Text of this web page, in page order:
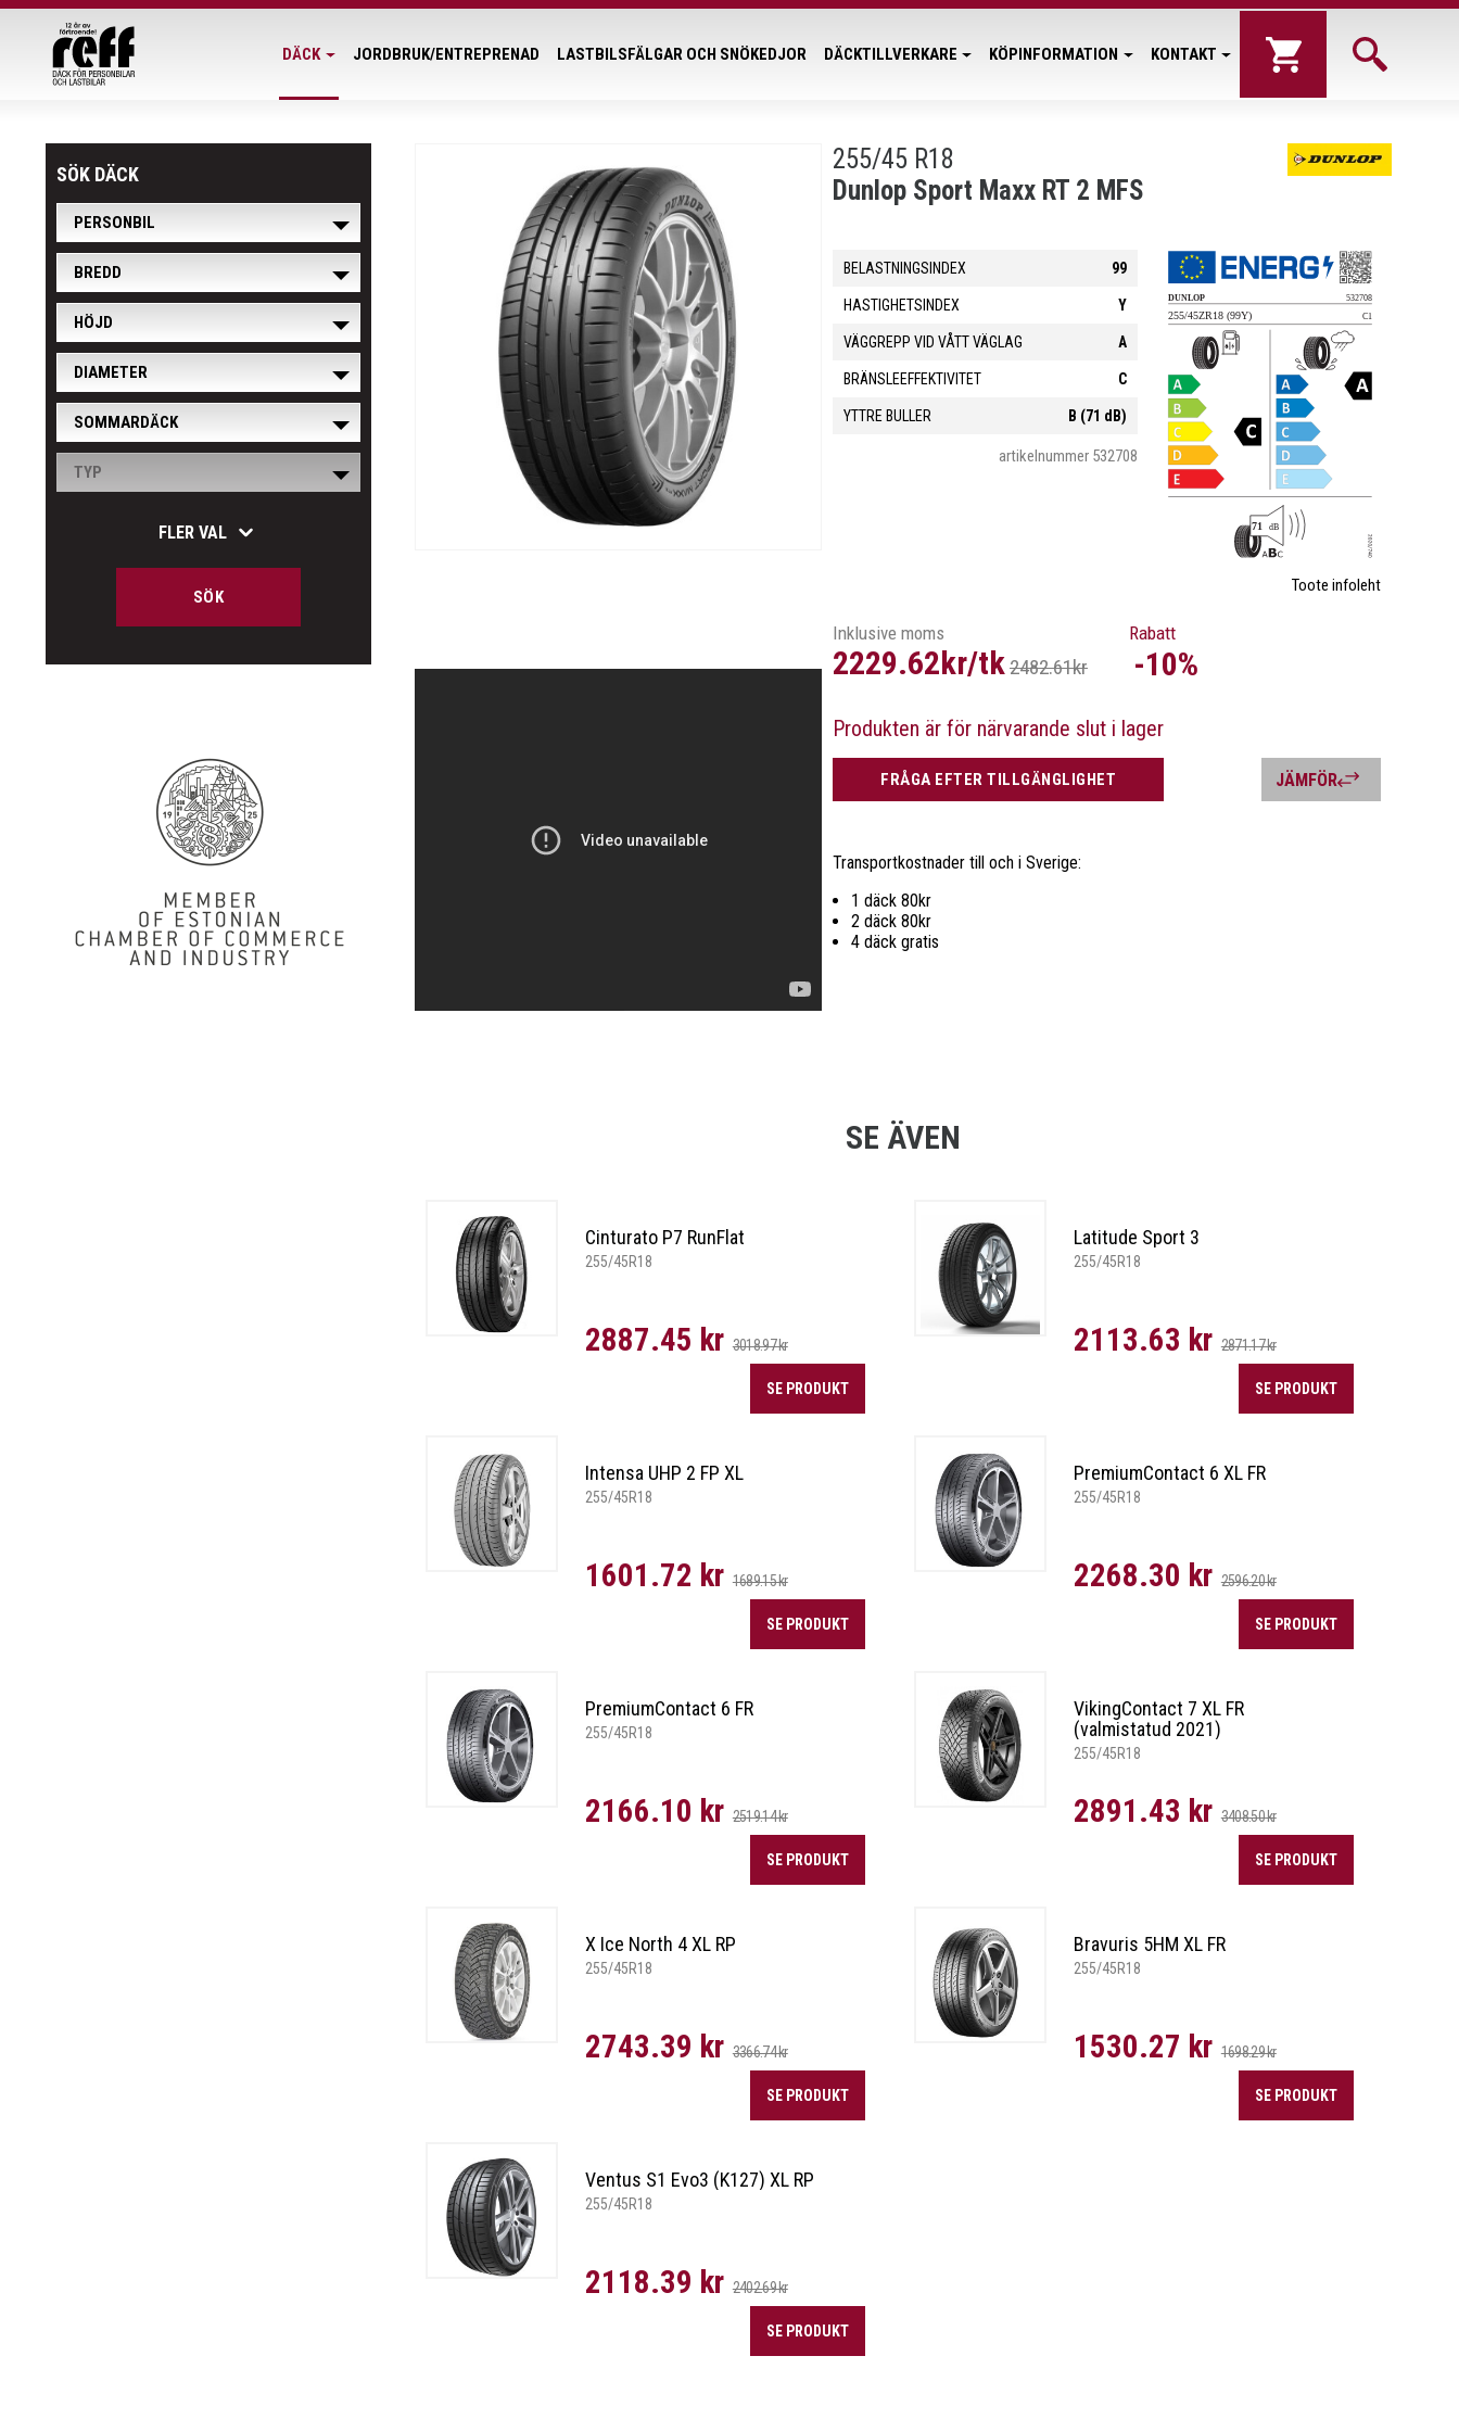
DÄCK JORDBRUK/ENTREPRENAD LASTBILSFÄLGAR OCH SNÖKEDJOR DÄCKTILLVERKARE KÖPINFORMATION KONTAKT
SÖK DÄCK
FLER VAL
SÖK
255/45 R18
Dunlop Sport Maxx RT 2 MFS
BELASTNINGSINDEX 99
HASTIGHETSINDEX Y
VÄGGREPP VID VÅTT VÄGLAG A
BRÄNSLEEFFEKTIVITET C
YTTRE BULLER B (71 dB)
artikelnummer 532708
Toote infoleht
Inklusive moms
2229.62kr/tk2482.61kr
Rabatt
-10%
Produkten är för närvarande slut i lager
FRÅGA EFTER TILLGÄNGLIGHET JÄMFÖR
Transportkostnader till och i Sverige:
1 däck 80kr
2 däck 80kr
4 däck gratis
SE ÄVEN
Cinturato P7 RunFlat
255/45R18
2887.45 kr 3018.97 kr
SE PRODUKT
Latitude Sport 3
255/45R18
2113.63 kr 2871.17 kr
SE PRODUKT
Intensa UHP 2 FP XL
255/45R18
1601.72 kr 1689.15 kr
SE PRODUKT
PremiumContact 6 XL FR
255/45R18
2268.30 kr 2596.20 kr
SE PRODUKT
PremiumContact 6 FR
255/45R18
2166.10 kr 2519.14 kr
SE PRODUKT
VikingContact 7 XL FR
(valmistatud 2021)
255/45R18
2891.43 kr 3408.50 kr
SE PRODUKT
X Ice North 4 XL RP
255/45R18
2743.39 kr 3366.74 kr
SE PRODUKT
Bravuris 5HM XL FR
255/45R18
1530.27 kr 1698.29 kr
SE PRODUKT
Ventus S1 Evo3 (K127) XL RP
255/45R18
2118.39 kr 2402.69 kr
SE PRODUKT